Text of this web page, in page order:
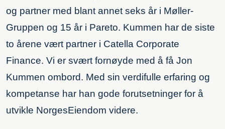
og partner med blant annet seks år i Møller-
Gruppen og 15 år i Pareto. Kummen har de siste
to årene vært partner i Catella Corporate
Finance. Vi er svært fornøyde med å få Jon
Kummen ombord. Med sin verdifulle erfaring og
kompetanse har han gode forutsetninger for å
utvikle NorgesEiendom videre.